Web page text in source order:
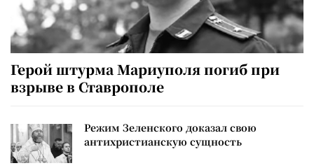
Герой штурма Мариуполя погиб при
взрыве в Ставрополе
Режим Зеленского доказал свою
антихристианскую сущность